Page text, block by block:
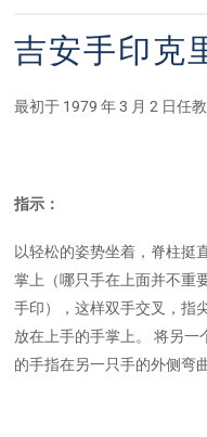
吉安手印克
最初于 1979 年 3 月 2 日任教
指示：
以轻松的姿势坐着，脊柱挺
掌上（哪只手在上面并不重
手印），这样双手交叉，指
放在上手的手掌上。 将另
的手指在另一只手的外侧弯